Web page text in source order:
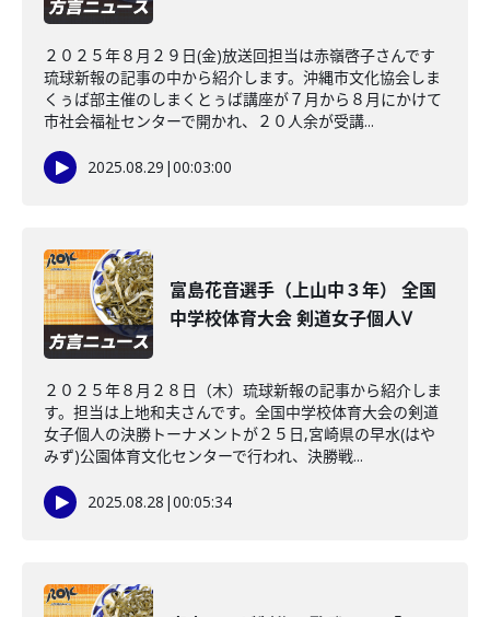
２０２５年８月２９日(金)放送回担当は赤嶺啓子さんです
琉球新報の記事の中から紹介します。沖縄市文化協会しま
くぅば部主催のしまくとぅば講座が７月から８月にかけて
市社会福祉センターで開かれ、２０人余が受講...
2025.08.29 |00:03:00
富島花音選手（上山中３年） 全国
中学校体育大会 剣道女子個人V
２０２５年８月２８日（木）琉球新報の記事から紹介しま
す。担当は上地和夫さんです。全国中学校体育大会の剣道
女子個人の決勝トーナメントが２５日,宮崎県の早水(はや
みず)公園体育文化センターで行われ、決勝戦...
2025.08.28 |00:05:34